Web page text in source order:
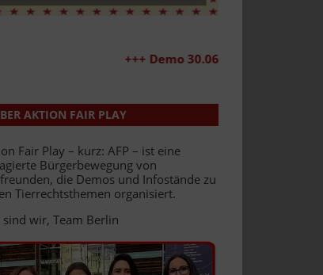
+++ Demo 30.06.2026 +++
AKTION FAIR PLAY
Fair Play – kurz: AFP – ist eine
Bürgerbewegung von
die Demos und Infostände zu
Tierrechtsthemen organisiert.
sind wir, Team Berlin